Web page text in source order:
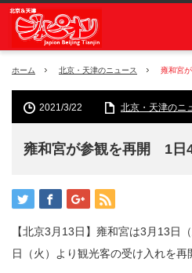
ホーム 北京・天津のニュース 雍和宮
2021/3/22 北京・天津のニ
雍和宮が参観を再開 1日
【北京3月13日】雍和宮は3月13日
日（火）より観光客の受け入れを再